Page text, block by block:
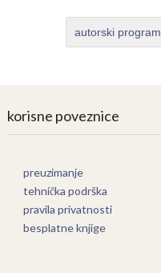
autorski program
korisne poveznice
preuzimanje
tehnička podrška
pravila privatnosti
besplatne knjige